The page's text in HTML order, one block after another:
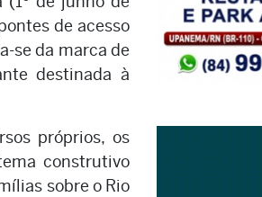
de acesso
se da marca de
destinada à
próprios, os
construtivo
sobre o Rio